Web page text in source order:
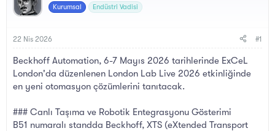
y
u
a
l
a
t
a
t
a
i
Kurumsal Endüstri Vadisi
22 Nis 2026 #1
Beckhoff Automation, 6-7 Mayıs 2026 tarihlerinde ExCeL
London'da düzenlenen London Lab Live 2026 etkinliğinde
en yeni otomasyon çözümlerini tanıtacak.
### Canlı Taşıma ve Robotik Entegrasyonu Gösterimi
B51 numaralı standda Beckhoff, XTS (eXtended Transport